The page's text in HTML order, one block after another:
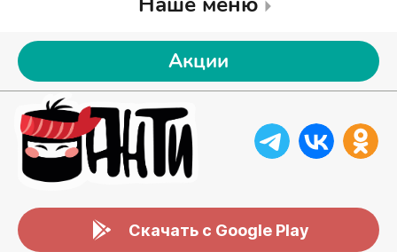
Акции
Скачать с Google Play